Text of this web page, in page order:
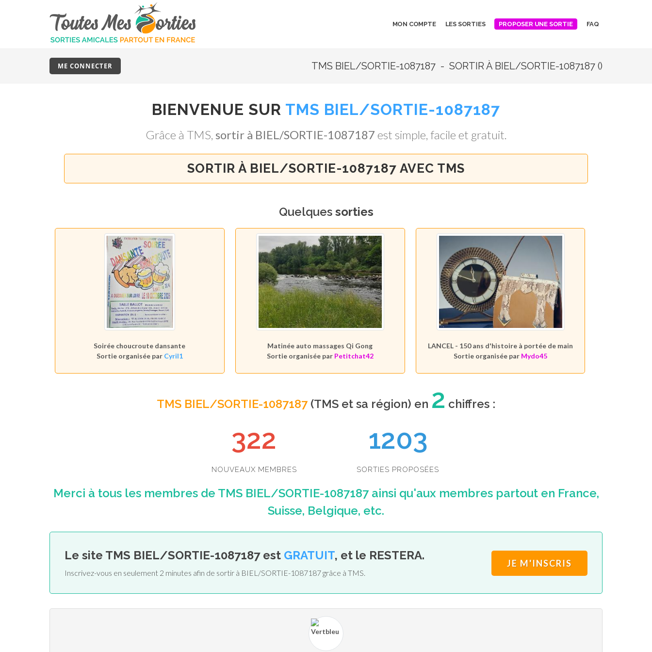
MON COMPTE LES SORTIES PROPOSER UNE SORTIE FAQ
TMS BIEL/SORTIE-1087187 - SORTIR À BIEL/SORTIE-1087187 ()
ME CONNECTER
BIENVENUE SUR TMS BIEL/SORTIE-1087187
Grâce à TMS, sortir à BIEL/SORTIE-1087187 est simple, facile et gratuit.
SORTIR À BIEL/SORTIE-1087187 AVEC TMS
Quelques sorties
Soirée choucroute dansante
Sortie organisée par Cyril1
Matinée auto massages Qi Gong
Sortie organisée par Petitchat42
LANCEL - 150 ans d'histoire à portée de main
Sortie organisée par Mydo45
TMS BIEL/SORTIE-1087187(TMS et sa région) en 2 chiffres :
352
NOUVEAUX MEMBRES
1203
SORTIES PROPOSÉES
Merci à tous les membres de TMS BIEL/SORTIE-1087187 ainsi qu'aux membres partout en France,
Suisse, Belgique, etc.
Le site TMS BIEL/SORTIE-1087187 est GRATUIT, et le RESTERA.
Inscrivez-vous en seulement 2 minutes afin de sortir à BIEL/SORTIE-1087187 grâce à TMS.
JE M'INSCRIS